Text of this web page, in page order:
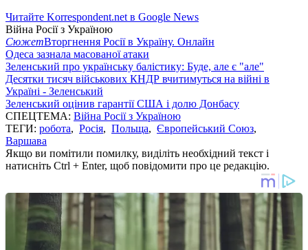
Читайте Korrespondent.net в Google News
Війна Росії з Україною
СюжетВторгнення Росії в Україну. Онлайн
Одеса зазнала масованої атаки
Зеленський про українську балістику: Буде, але є "але"
Десятки тисяч військових КНДР вчитимуться на війні в
Україні - Зеленський
Зеленський оцінив гарантії США і долю Донбасу
СПЕЦТЕМА: Війна Росії з Україною
ТЕГИ: робота, Росія, Польща, Європейський Союз,
Варшава
Якщо ви помітили помилку, виділіть необхідний текст і
натисніть Ctrl + Enter, щоб повідомити про це редакцію.